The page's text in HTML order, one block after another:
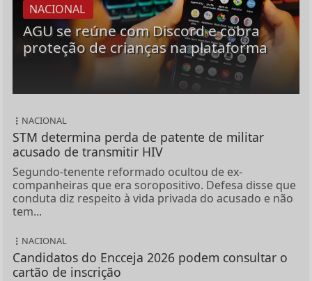
NACIONAL
AGU se reúne com Discord e cobra
proteção de crianças na plataforma
NACIONAL
STM determina perda de patente de militar
acusado de transmitir HIV
Segundo-tenente reformado ocultou de ex-
companheiras que era soropositivo. Defesa disse que
conduta diz respeito à vida privada do acusado e não
tem...
NACIONAL
Candidatos do Encceja 2026 podem consultar o
cartão de inscrição